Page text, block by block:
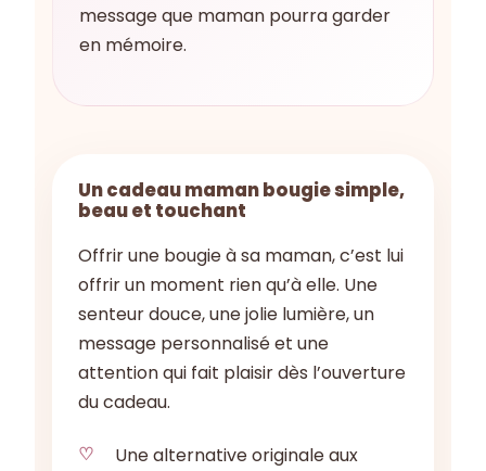
message que maman pourra garder
en mémoire.
Un cadeau maman bougie simple,
beau et touchant
Offrir une bougie à sa maman, c’est lui
offrir un moment rien qu’à elle. Une
senteur douce, une jolie lumière, un
message personnalisé et une
attention qui fait plaisir dès l’ouverture
du cadeau.
Une alternative originale aux